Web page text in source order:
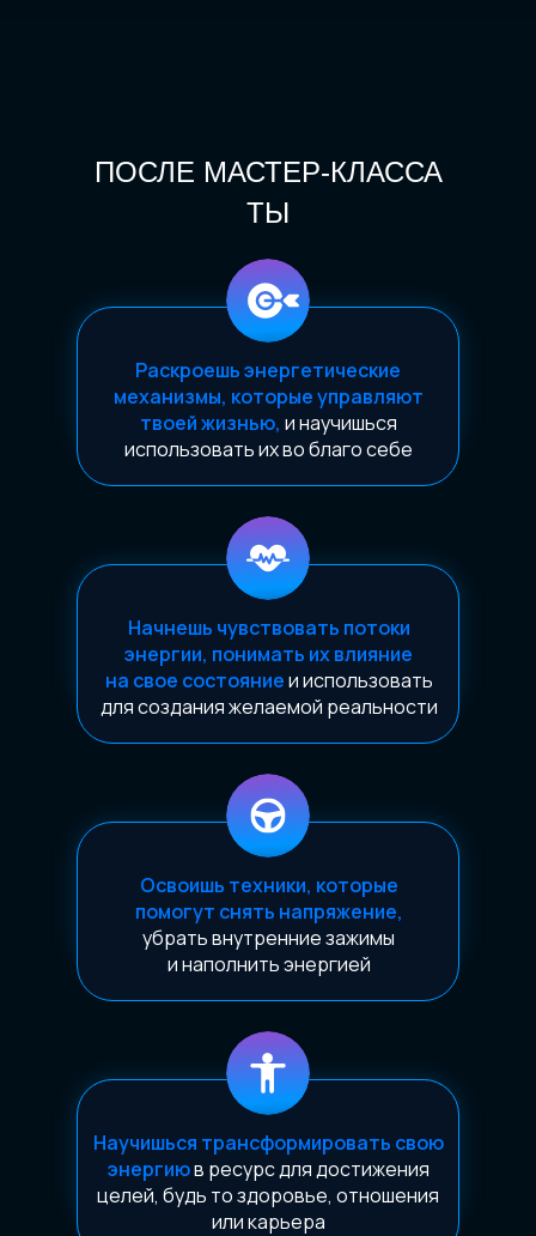
Освоишь техники, которые
помогут снять напряжение,
убрать внутренние зажимы
и наполнить энергией
Научишься трансформировать свою
энергиюв ресурс для достижения
целей, будь то здоровье, отношения
или карьера
Раскроешь энергетические
механизмы, которые управляют
твоей жизнью, и научишься
использовать их во благо себе
Начнешь чувствовать потоки
энергии, понимать их влияние
на свое состояниеи использовать
для создания желаемой реальности
ПОСЛЕ МАСТЕР-КЛАССА
ТЫ